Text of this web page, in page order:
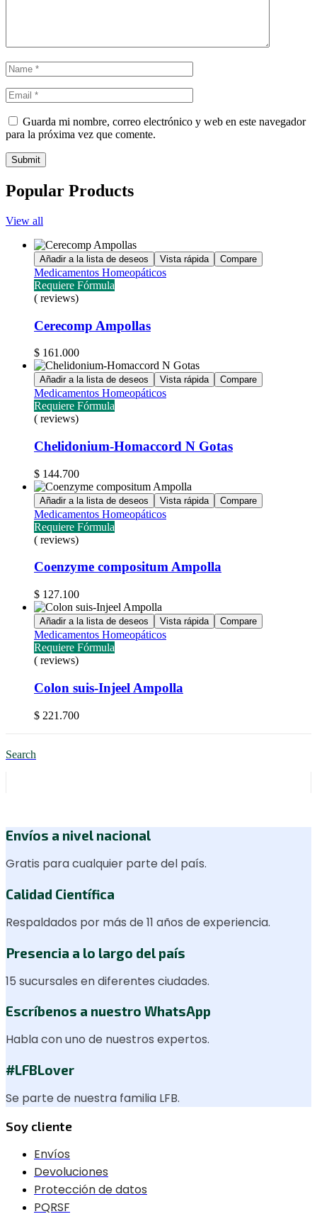
Guarda mi nombre, correo electrónico y web en este navegador
para la próxima vez que comente.
Submit
Popular Products
View all
Añadir a la lista de deseos Vista rápida Compare
Medicamentos Homeopáticos
Requiere Fórmula
( reviews)
Cerecomp Ampollas
$ 161.000
Añadir a la lista de deseos Vista rápida Compare
Medicamentos Homeopáticos
Requiere Fórmula
( reviews)
Chelidonium-Homaccord N Gotas
$ 144.700
Añadir a la lista de deseos Vista rápida Compare
Medicamentos Homeopáticos
Requiere Fórmula
( reviews)
Coenzyme compositum Ampolla
$ 127.100
Añadir a la lista de deseos Vista rápida Compare
Medicamentos Homeopáticos
Requiere Fórmula
( reviews)
Colon suis-Injeel Ampolla
$ 221.700
Search
Envíos a nivel nacional
Gratis para cualquier parte del país.
Calidad Científica
Respaldados por más de 11 años de experiencia.
Presencia a lo largo del país
15 sucursales en diferentes ciudades.
Escríbenos a nuestro WhatsApp
Habla con uno de nuestros expertos.
#LFBLover
Se parte de nuestra familia LFB.
Soy cliente
Envíos
Devoluciones
Protección de datos
PQRSF